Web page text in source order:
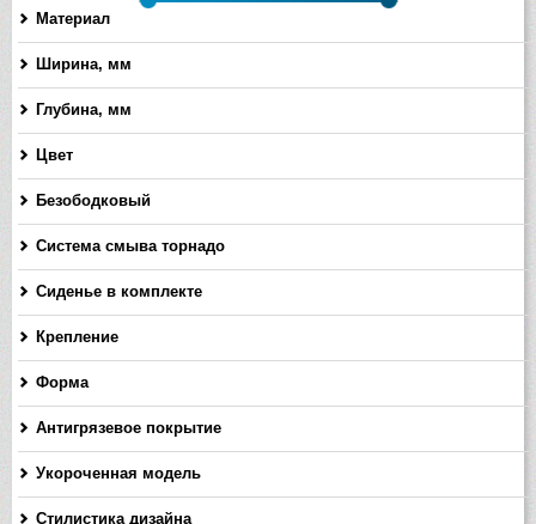
Материал
Ширина, мм
Глубина, мм
Цвет
Безободковый
Система смыва торнадо
Сиденье в комплекте
Крепление
Форма
Антигрязевое покрытие
Укороченная модель
Стилистика дизайна